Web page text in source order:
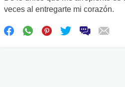
veces al entregarte mi corazón.